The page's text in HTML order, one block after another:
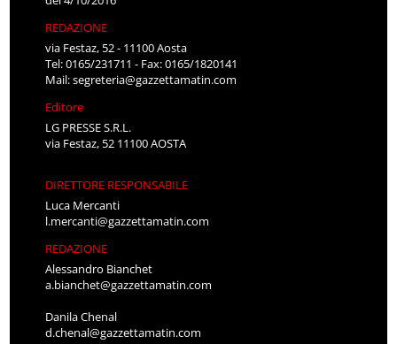
REDAZIONE
via Festaz, 52 - 11100 Aosta
Tel: 0165/231711 - Fax: 0165/1820141
Mail:segreteria@gazzettamatin.com
Editore
LG PRESSE S.R.L.
via Festaz, 52 11100 AOSTA
DIRETTORE RESPONSABILE
Luca Mercanti
l.mercanti@gazzettamatin.com
REDAZIONE
Alessandro Bianchet
a.bianchet@gazzettamatin.com
Danila Chenal
d.chenal@gazzettamatin.com